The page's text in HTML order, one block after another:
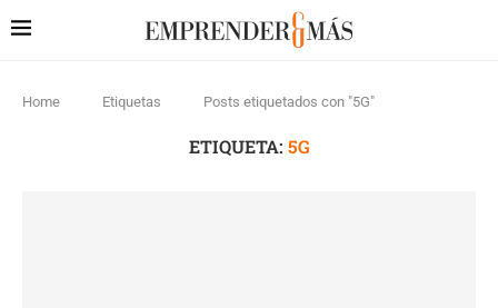
Home Etiquetas Posts etiquetados con "5G"
ETIQUETA: 5G